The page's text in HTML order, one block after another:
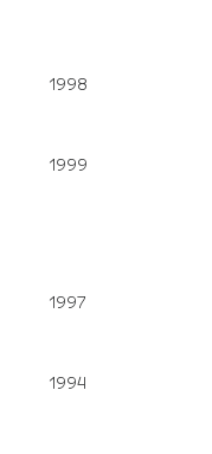
1998
1999
1997
1994